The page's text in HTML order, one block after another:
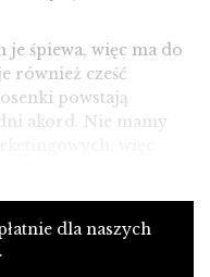
je śpiewa, więc ma do
również cześć
powstają
akord. Nie mamy
bo wiemy że
a i w trakcie
na wszystko
dla naszych